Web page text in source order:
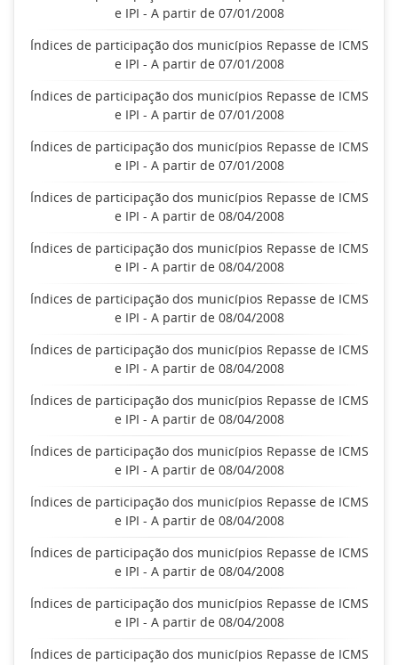
e IPI - A partir de 07/01/2008
Índices de participação dos municípios Repasse de ICMS
e IPI - A partir de 07/01/2008
Índices de participação dos municípios Repasse de ICMS
e IPI - A partir de 07/01/2008
Índices de participação dos municípios Repasse de ICMS
e IPI - A partir de 07/01/2008
Índices de participação dos municípios Repasse de ICMS
e IPI - A partir de 08/04/2008
Índices de participação dos municípios Repasse de ICMS
e IPI - A partir de 08/04/2008
Índices de participação dos municípios Repasse de ICMS
e IPI - A partir de 08/04/2008
Índices de participação dos municípios Repasse de ICMS
e IPI - A partir de 08/04/2008
Índices de participação dos municípios Repasse de ICMS
e IPI - A partir de 08/04/2008
Índices de participação dos municípios Repasse de ICMS
e IPI - A partir de 08/04/2008
Índices de participação dos municípios Repasse de ICMS
e IPI - A partir de 08/04/2008
Índices de participação dos municípios Repasse de ICMS
e IPI - A partir de 08/04/2008
Índices de participação dos municípios Repasse de ICMS
e IPI - A partir de 08/04/2008
Índices de participação dos municípios Repasse de ICMS